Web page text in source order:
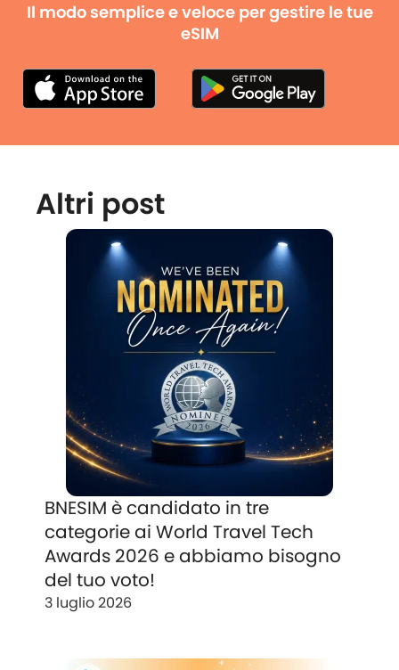
Il modo semplice e veloce per gestire le tue
eSIM
Altri post
BNESIM è candidato in tre
categorie ai World Travel Tech
Awards 2026 e abbiamo bisogno
del tuo voto!
3 luglio 2026